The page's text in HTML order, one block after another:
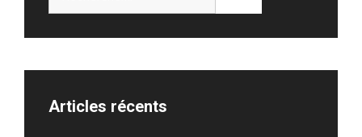
Articles récents